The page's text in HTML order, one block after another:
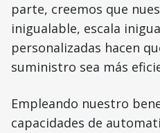
parte, creemos que
inigualable, escala
personalizadas hacen
suministro sea más
Empleando nuestro
capacidades de